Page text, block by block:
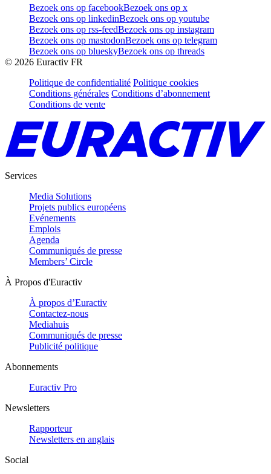
Bezoek ons op facebookBezoek ons op x
Bezoek ons op linkedinBezoek ons op youtube
Bezoek ons op rss-feedBezoek ons op instagram
Bezoek ons op mastodonBezoek ons op telegram
Bezoek ons op blueskyBezoek ons op threads
© 2026 Euractiv FR
Politique de confidentialité Politique cookies
Conditions générales Conditions d’abonnement
Conditions de vente
Services
Media Solutions
Projets publics européens
Evénements
Emplois
Agenda
Communiqués de presse
Members’ Circle
À Propos d'Euractiv
À propos d’Euractiv
Contactez-nous
Mediahuis
Communiqués de presse
Publicité politique
Abonnements
Euractiv Pro
Newsletters
Rapporteur
Newsletters en anglais
Social